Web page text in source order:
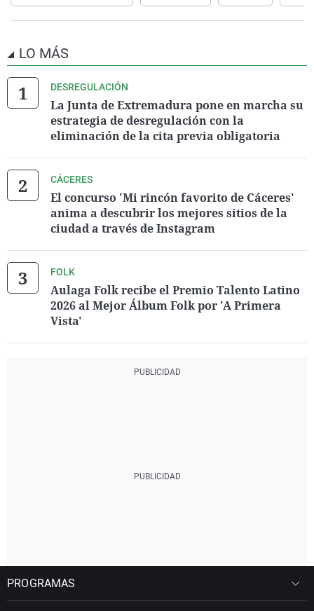
LO MÁS
DESREGULACIÓN
La Junta de Extremadura pone en marcha su
estrategia de desregulación con la
eliminación de la cita previa obligatoria
CÁCERES
El concurso 'Mi rincón favorito de Cáceres'
anima a descubrir los mejores sitios de la
ciudad a través de Instagram
FOLK
Aulaga Folk recibe el Premio Talento Latino
2026 al Mejor Álbum Folk por 'A Primera
Vista'
PROGRAMAS